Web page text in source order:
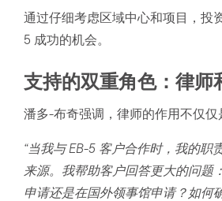
通过仔细考虑区域中心和项目，投
5 成功的机会。
支持的双重角色：律师
潘多-布奇强调，律师的作用不仅仅
“当我与 EB-5 客户合作时，我的职
来源。我帮助客户回答更大的问题
申请还是在国外领事馆申请？如何